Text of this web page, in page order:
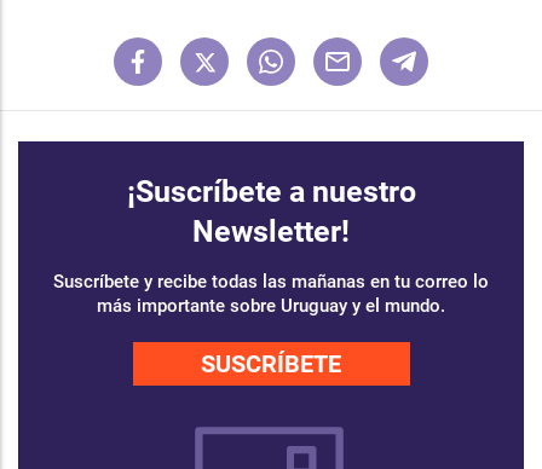
¡Suscríbete a nuestro
Newsletter!
Suscríbete y recibe todas las mañanas en tu correo lo
más importante sobre Uruguay y el mundo.
SUSCRÍBETE